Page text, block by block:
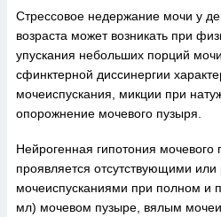
Стрессовое недержание мочи у
возраста может возникать при
упускания небольших порций
сфинктерной диссинергии
мочеиспускания, микции при
опорожнение мочевого пузыря.
Нейрогенная гипотония мочевого
проявляется отсутствующими
мочеиспусканиями при полном и
мл) мочевом пузыре, вялым